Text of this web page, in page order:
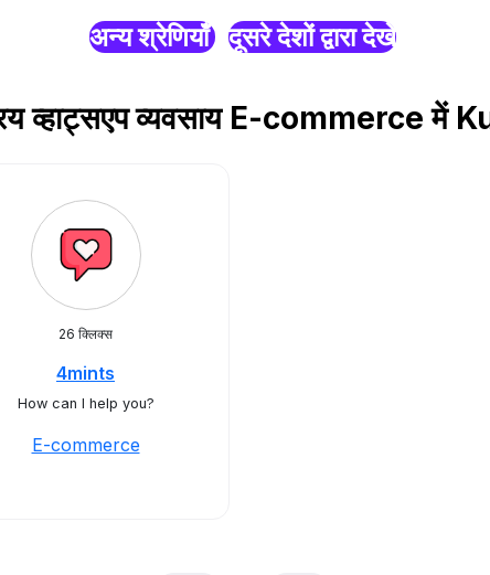
अन्य श्रेणियाँ दूसरे देशों द्वारा देखें
व्हाट्सएप व्यवसाय E-commerce में
26 क्लिक्स
4mints
How can I help you?
E-commerce